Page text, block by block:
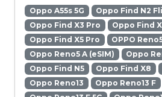
Oppo A55s 5G
Oppo Find N2
Oppo Find X3 Pro
Oppo Find
Oppo Find X5 Pro
OPPO
Oppo Reno5 A (eSIM)
Oppo
Oppo Find N5
Oppo Find X8
Oppo Reno13
Oppo Reno13 F